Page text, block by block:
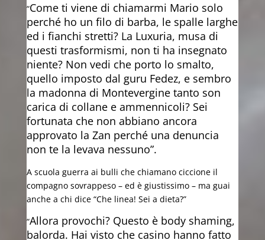
“Come ti viene di chiamarmi Mario solo
perché ho un filo di barba, le spalle larghe
ed i fianchi stretti? La Luxuria, musa di
questi trasformismi, non ti ha insegnato
niente? Non vedi che porto lo smalto,
quello imposto dal guru Fedez, e sembro
la madonna di Montevergine tanto son
carica di collane e ammennicoli? Sei
fortunata che non abbiano ancora
approvato la Zan perché una denuncia
non te la levava nessuno”.
A scuola guerra ai bulli che chiamano ciccione il
compagno sovrappeso – ed è giustissimo – ma guai
anche a chi dice “Che linea! Sei a dieta?”
“Allora provochi? Questo è body shaming,
balorda. Hai visto che casino hanno fatto